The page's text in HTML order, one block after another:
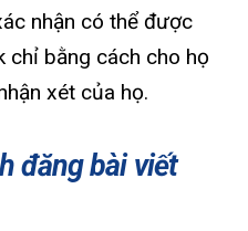
nhận có thể được
chỉ bằng cách cho họ
xét của họ.
đăng bài viết